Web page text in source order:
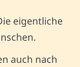
eigentliche
auch nach